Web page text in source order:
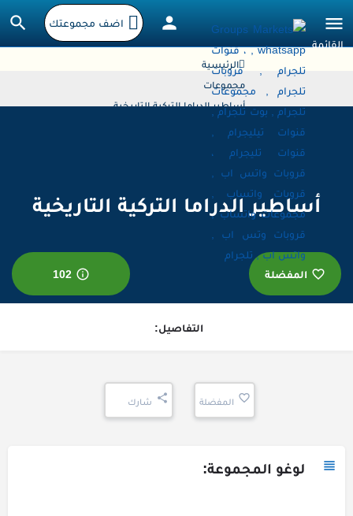
اضف مجموعتك
الرئيسية
مجموعات
أساطير الدراما التركية التاريخية
أساطير الدراما التركية التاريخية
المفضلة 102
التفاصيل:
المفضلة شارك
لوغو المجموعة: